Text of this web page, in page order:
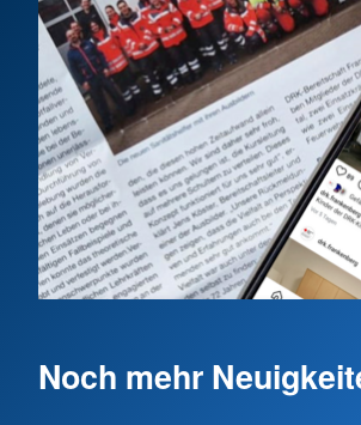
Noch mehr